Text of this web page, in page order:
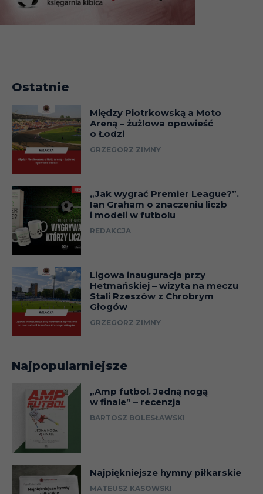
Ostatnie
Między Piotrkowską a Moto
Areną – żużlowa opowieść
o Łodzi
GRZEGORZ ZIMNY
„Jak wygrać Premier League?”.
Ian Graham o znaczeniu liczb
i modeli w futbolu
REDAKCJA
Ligowa inauguracja przy
Hetmańskiej – wizyta na meczu
Stali Rzeszów z Chrobrym
Głogów
GRZEGORZ ZIMNY
Najpopularniejsze
„Amp futbol. Jedną nogą
w finale” – recenzja
BARTOSZ BOLESŁAWSKI
Najpiękniejsze hymny piłkarskie
MATEUSZ KASOWSKI